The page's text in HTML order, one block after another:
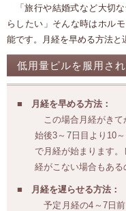
「旅行や結婚式など大切
らしたい」そんな時はホル
能です。月経を早める方法と
低用量ピルを服用さ
月経を早める方法：
この場合月経がき
始後3～7日目より10
で月経が始まります
経がこない場合もある
月経を遅らせる方法：
予定月経の4～7日